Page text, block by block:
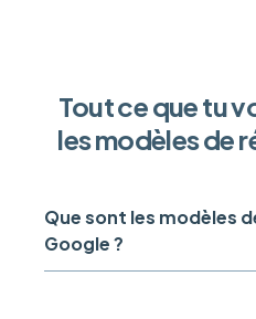
Tout ce que tu
les modèles de
Que sont les modèles
Google ?